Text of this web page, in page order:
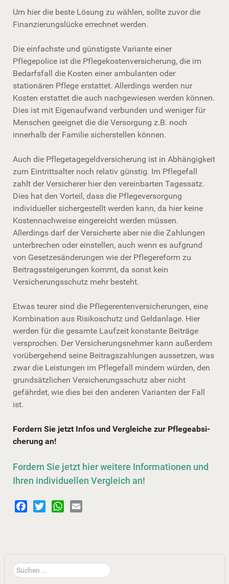
Um hier die beste Lösung zu wählen, sollte zuvor die
Finanzierungslücke errechnet werden.
Die einfachste und günstigste Variante einer
Pflegepolice ist die Pflegekostenversicherung, die im
Bedarfsfall die Kosten einer ambulanten oder
stationären Pflege erstattet. Allerdings werden nur
Kosten erstattet die auch nachgewiesen werden können.
Dies ist mit Eigenaufwand verbunden und weniger für
Menschen geeignet die die Versorgung z.B. noch
innerhalb der Familie sicherstellen können.
Auch die Pflegetagegeldversicherung ist in Abhängigkeit
zum Eintrittsalter noch relativ günstig. Im Pflegefall
zahlt der Versicherer hier den vereinbarten Tagessatz.
Dies hat den Vorteil, dass die Pflegeversorgung
individueller sichergestellt werden kann, da hier keine
Kostennachweise eingereicht werden müssen.
Allerdings darf der Versicherte aber nie die Zahlungen
unterbrechen oder einstellen, auch wenn es aufgrund
von Gesetzesänderungen wie der Pflegereform zu
Beitragssteigerungen kommt, da sonst kein
Versicherungsschutz mehr besteht.
Etwas teurer sind die Pflegerentenversicherungen, eine
Kombination aus Risikoschutz und Geldanlage. Hier
werden für die gesamte Laufzeit konstante Beiträge
versprochen. Der Versicherungsnehmer kann außerdem
vorübergehend seine Beitragszahlungen aussetzen, was
zwar die Leistungen im Pflegefall mindern würden, den
grundsätzlichen Versicherungsschutz aber nicht
gefährdet, wie dies bei den anderen Varianten der Fall
ist.
Fordern Sie jetzt Infos und Vergleiche zur Pflegeab­si­
che­rung an!
Fordern Sie jetzt hier weitere Informationen und
Ihren individuellen Vergleich an!
Suchen